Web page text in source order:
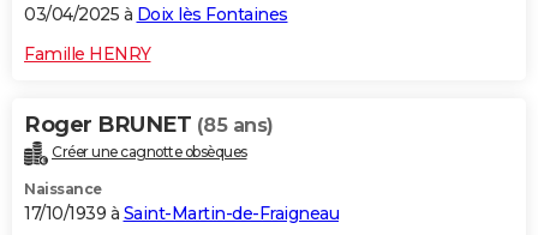
03/04/2025 à Doix lès Fontaines
Famille HENRY
Roger BRUNET (85 ans)
Créer une cagnotte obsèques
Naissance
17/10/1939 à Saint-Martin-de-Fraigneau